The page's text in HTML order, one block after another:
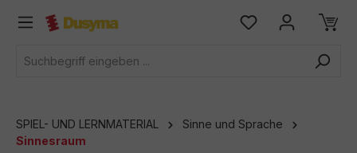
springen
SPIEL- UND LERNMATERIAL
Sinne und Sprache
Sinnesraum